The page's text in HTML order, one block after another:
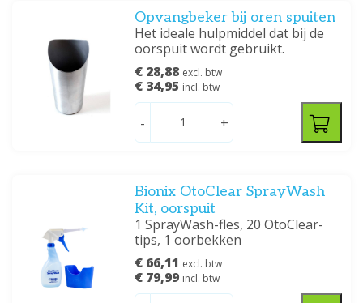
Opvangbeker bij oren spuiten
Het ideale hulpmiddel dat bij de
oorspuit wordt gebruikt.
€ 28,88 excl. btw
€ 34,95 incl. btw
- +
Bionix OtoClear SprayWash
Kit, oorspuit
1 SprayWash-fles, 20 OtoClear-
tips, 1 oorbekken
€ 66,11 excl. btw
€ 79,99 incl. btw